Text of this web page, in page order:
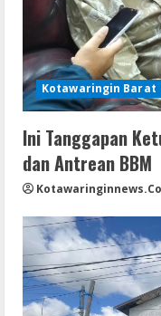
Kotawaringin Barat
Ini Tanggapan
dan Antrean BBM